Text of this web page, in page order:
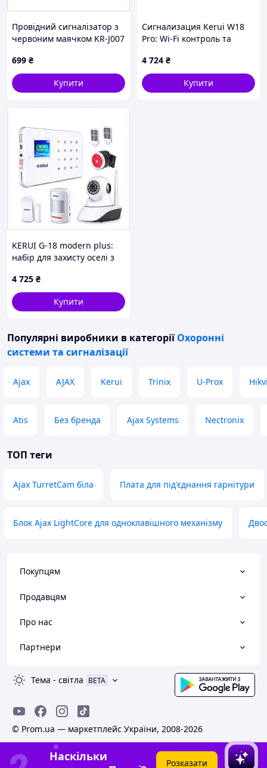
Провідний сигналізатор з
червоним маячком KR-J007
699 ₴
Купити
Сигнализация Kerui W18
Pro: Wi-Fi контроль та
4 724 ₴
Купити
KERUI G-18 modern plus:
набір для захисту оселі з
C103329KH8
4 725 ₴
Купити
Популярні виробники в категорії Охоронні
системи та сигналізації
Ajax AJAX Kerui Trinix U-Prox
Atis Без бренда Ajax Systems Nectronix
ТОП теги
Ajax TurretCam біла Плата для під'єднання гарнітури
Блок Ajax LightCore для одноклавішного механізму
Покупцям
Продавцям
Про нас
Партнери
Тема - світла BETA
© Prom.ua — маркетплейс України, 2008-2026
Наскільки
Розказати